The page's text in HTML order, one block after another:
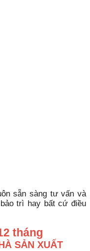
sẵn sàng tư vấn và
trì hay bất cứ điều
tháng
SẢN XUẤT